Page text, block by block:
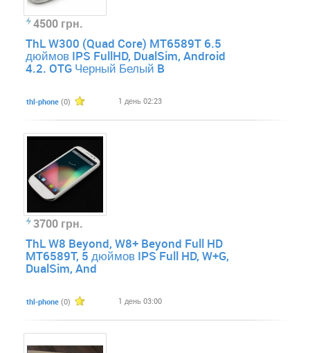
4500 грн.
ThL W300 (Quad Core) MT6589T 6.5
дюймов IPS FullHD, DualSim, Android
4.2. OTG Черный Белый B
thl-phone (0) 1 день 02:23
3700 грн.
ThL W8 Beyond, W8+ Beyond Full HD
MT6589T, 5 дюймов IPS Full HD, W+G,
DualSim, And
thl-phone (0) 1 день 03:00